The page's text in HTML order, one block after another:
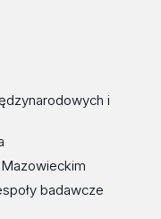
i
badawcze